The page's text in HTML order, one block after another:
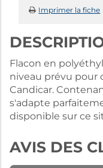
Imprimer la fiche
Flacon en
niveau prévu pour
Candicar.
s'adapte
disponible sur ce
AVIS DES